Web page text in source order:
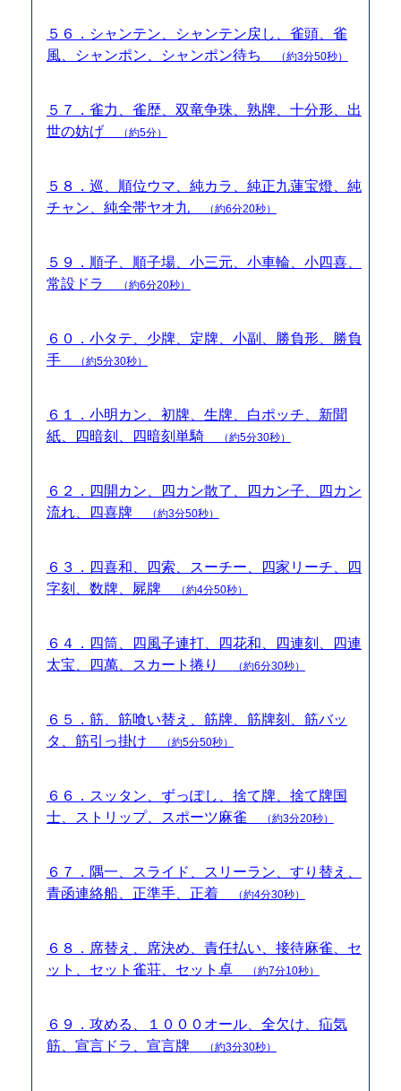
５６．シャンテン、シャンテン戻し、雀頭、雀
風、シャンポン、シャンポン待ち
（約3分50秒）
５７．雀力、雀歴、双竜争珠、熟牌、十分形、出
世の妨げ
（約5分）
５８．巡、順位ウマ、純カラ、純正九蓮宝燈、純
チャン、純全帯ヤオ九
（約6分20秒）
５９．順子、順子場、小三元、小車輪、小四喜、
常設ドラ
（約6分20秒）
６０．小タテ、少牌、定牌、小副、勝負形、勝負
手
（約5分30秒）
６１．小明カン、初牌、生牌、白ポッチ、新聞
紙、四暗刻、四暗刻単騎
（約5分30秒）
６２．四開カン、四カン散了、四カン子、四カン
流れ、四喜牌
（約3分50秒）
６３．四喜和、四索、スーチー、四家リーチ、四
字刻、数牌、屍牌
（約4分50秒）
６４．四筒、四風子連打、四花和、四連刻、四連
太宝、四萬、スカート捲り
（約6分30秒）
６５．筋、筋喰い替え、筋牌、筋牌刻、筋バッ
タ、筋引っ掛け
（約5分50秒）
６６．スッタン、ずっぽし、捨て牌、捨て牌国
士、ストリップ、スポーツ麻雀
（約3分20秒）
６７．隅一、スライド、スリーラン、すり替え、
青函連絡船、正準手、正着
（約4分30秒）
６８．席替え、席決め、責任払い、接待麻雀、セ
ット、セット雀荘、セット卓
（約7分10秒）
６９．攻める、１０００オール、全欠け、疝気
筋、宣言ドラ、宣言牌
（約3分30秒）